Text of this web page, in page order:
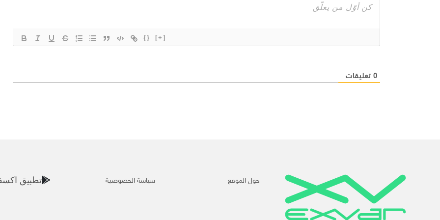
{} [+]
0 تعليقات
حول الموقع سياسة الخصوصية تطبيق